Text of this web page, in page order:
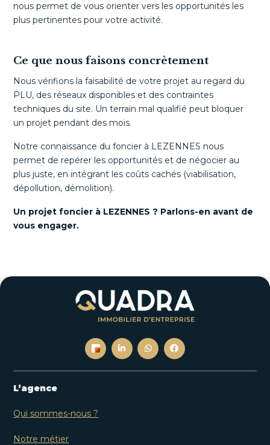
nous permet de vous orienter vers les opportunités les
plus pertinentes pour votre activité.
Ce que nous faisons concrètement
Nous vérifions la faisabilité de votre projet au regard du
PLU, des réseaux disponibles et des contraintes
techniques du site. Un terrain mal qualifié peut bloquer
un projet pendant des mois.
Notre connaissance du foncier à LEZENNES nous
permet de repérer les opportunités et de négocier au
plus juste, en intégrant les coûts cachés (viabilisation,
dépollution, démolition).
Un projet foncier à LEZENNES ? Parlons-en avant de
vous engager.
L’agence
Qui sommes-nous ?
Notre métier